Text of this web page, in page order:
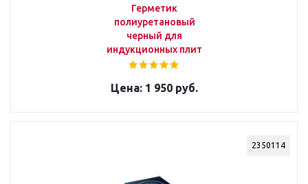
Герметик
полиуретановый
черный для
индукционных плит
1 950 руб.
2350114